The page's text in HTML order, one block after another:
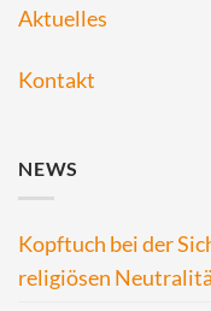
Aktuelles
Kontakt
NEWS
Kopftuch bei der
religiösen